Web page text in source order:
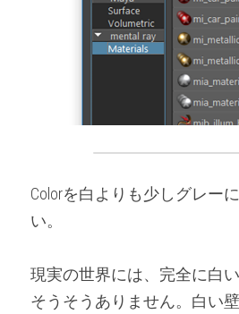
Colorを白よりも少しグレー
い。
現実の世界には、完全に白
そうそうありません。白い